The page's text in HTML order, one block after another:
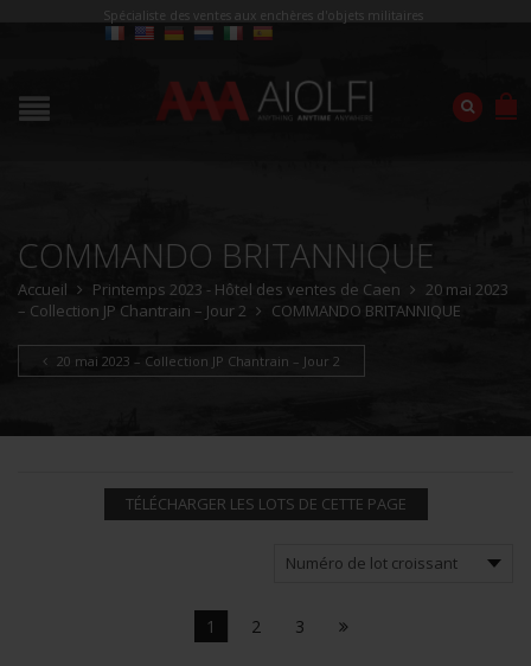
Spécialiste des ventes aux enchères d'objets militaires
COMMANDO BRITANNIQUE
Accueil Printemps 2023 - Hôtel des ventes de Caen
20 mai 2023
– Collection JP Chantrain – Jour 2
COMMANDO BRITANNIQUE
20 mai 2023 – Collection JP Chantrain – Jour 2
TÉLÉCHARGER LES LOTS DE CETTE PAGE
1 2 3